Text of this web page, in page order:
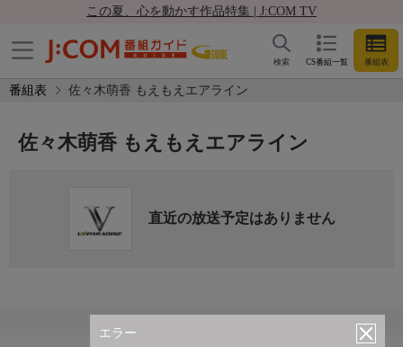
この夏、心を動かす作品特集 | J:COM TV
CS番組一覧 番組表
検索
番組表 佐々木萌香 もえもえエアライン
エラー
佐々木萌香 もえもえエアライン
直近の放送予定はありません